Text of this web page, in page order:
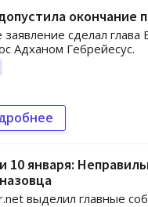
окончание
заявление сделал
Адханом Гебрейесус.
10 января:
выделил главные